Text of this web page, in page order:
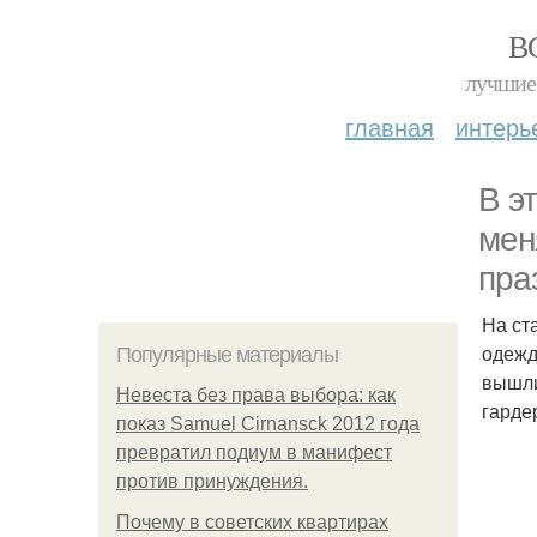
лучшие
главная
В
Популярные материалы
Невеста без права выбора: как
показ Samuel Cirnansck 2012 года
превратил подиум в манифест
против принуждения.
Почему в советских квартирах
На